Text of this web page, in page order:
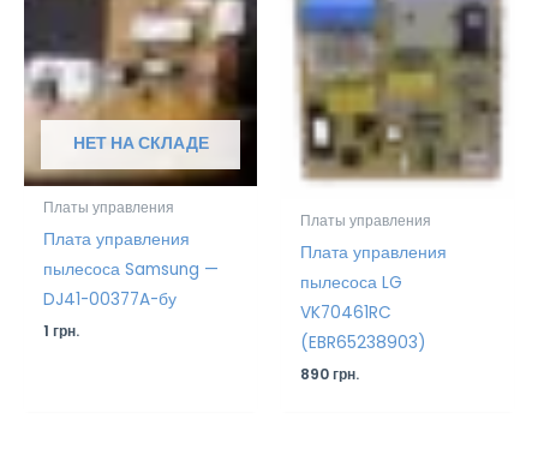
НЕТ НА СКЛАДЕ
Платы управления
Плата управления
пылесоса Samsung —
DJ41-00377A-бу
1грн.
Платы управления
Плата управления
пылесоса LG
VK70461RC
(EBR65238903)
890грн.